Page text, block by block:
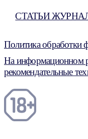
СТАТЬИ
Политика обработки
На информационном
рекомендательные